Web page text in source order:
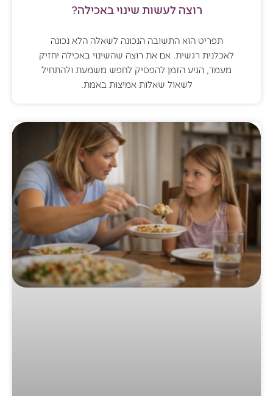
רוצה לעשות שינוי באכילה?
תפריט הוא התשובה הנכונה לשאלה הלא נכונה
לאכלנית רגשית. אם את רוצה שהשינוי באכילה יחזיק
מעמד, הגיע הזמן להפסיק לחפש משמעת ולהתחיל
לשאול שאלות אמיצות באמת.